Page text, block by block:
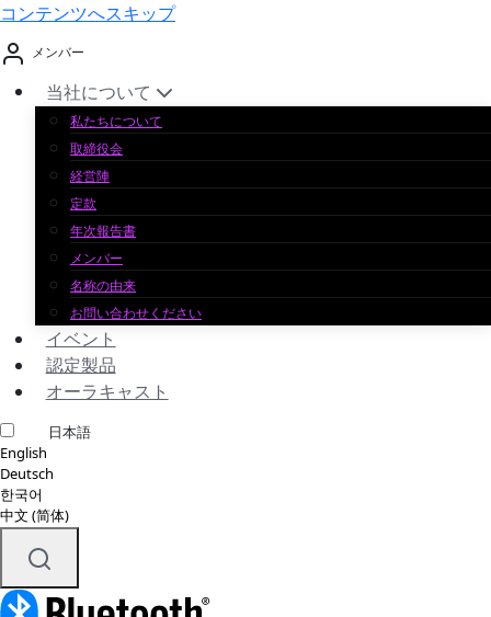
コンテンツへスキップ
メンバー
当社について
私たちについて
取締役会
経営陣
定款
年次報告書
メンバー
名称の由来
お問い合わせください
イベント
認定製品
オーラキャスト
日本語
English
Deutsch
한국어
中文 (简体)